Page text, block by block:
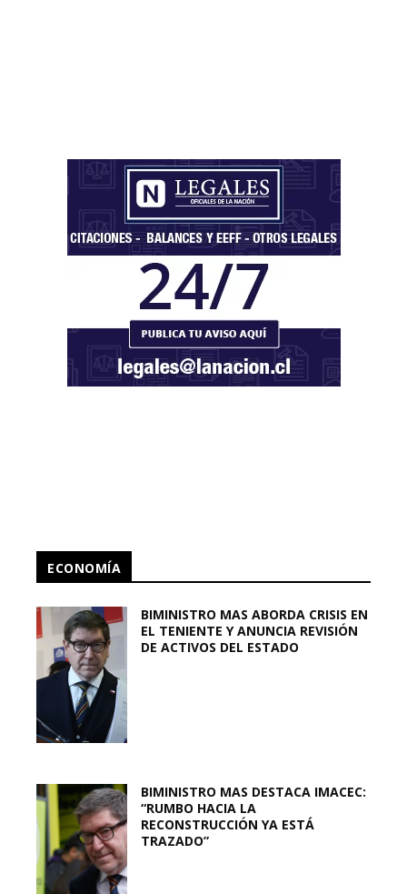
ECONOMÍA
BIMINISTRO MAS ABORDA CRISIS EN
EL TENIENTE Y ANUNCIA REVISIÓN
DE ACTIVOS DEL ESTADO
BIMINISTRO MAS DESTACA IMACEC:
“RUMBO HACIA LA
RECONSTRUCCIÓN YA ESTÁ
TRAZADO”